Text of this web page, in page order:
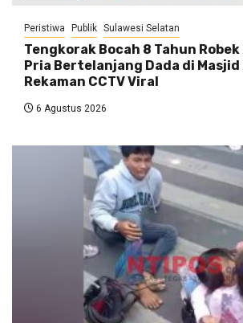
Peristiwa Publik Sulawesi Selatan
Tengkorak Bocah 8 Tahun
Pria Bertelanjang Dada di Masjid
Rekaman CCTV Viral
6 Agustus 2026